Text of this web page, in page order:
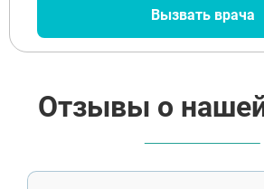
Вызвать врача
Отзывы о
Лосино-Петровский
Красноармейск
Старая Купавна